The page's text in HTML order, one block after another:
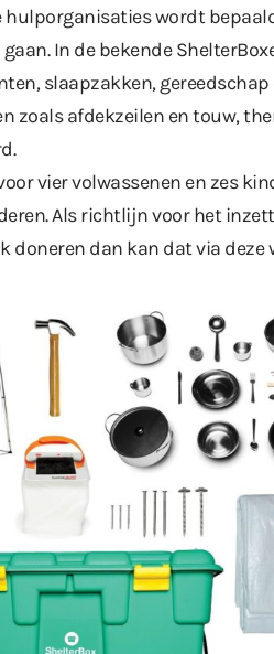
wordt
In de bekende
slaapzakken,
zoals afdekzeilen en touw,
vier volwassenen en zes
Als richtlijn voor het
doneren dan kan dat via deze